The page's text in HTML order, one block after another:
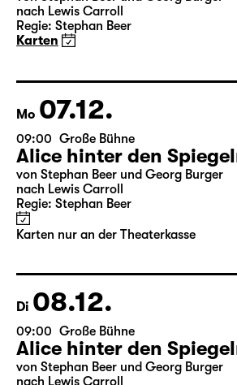
17:00
Große Bühne
mit Audiodeskription
Alice hinter den Spiegeln
Regie: Stephan Beer
Karten
Mo 07.12.
09:00 Große Bühne
Alice hinter den Spiegeln
von Stephan Beer und Georg Burger
Karten nur an der Theaterkasse
Di 08.12.